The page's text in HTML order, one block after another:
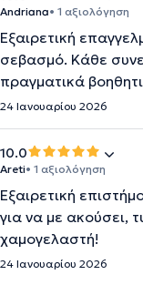
Andriana• 1 αξιολόγηση
Εξαιρετική
σεβασμό. Κάθε
πραγματικά
24 Ιανουαρίου 2026
10.0
Areti• 1 αξιολόγηση
Εξαιρετική
για να με ακούσει,
χαμογελαστή!
24 Ιανουαρίου 2026